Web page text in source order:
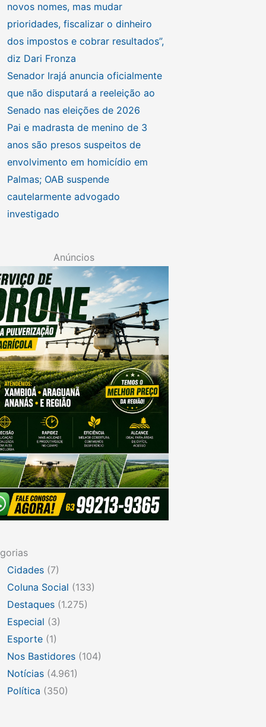
novos nomes, mas mudar
prioridades, fiscalizar o dinheiro
dos impostos e cobrar resultados”,
diz Dari Fronza
Senador Irajá anuncia oficialmente
que não disputará a reeleição ao
Senado nas eleições de 2026
Pai e madrasta de menino de 3
anos são presos suspeitos de
envolvimento em homicídio em
Palmas; OAB suspende
cautelarmente advogado
investigado
Anúncios
Cidades (7)
Coluna Social (133)
Destaques (1.275)
Especial (3)
Esporte (1)
Nos Bastidores (104)
Notícias (4.961)
Política (350)